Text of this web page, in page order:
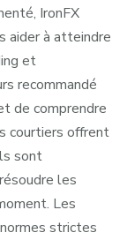
IronFX
aider à atteindre
et
recommandé
de comprendre
courtiers offrent
sont
les
Les
strictes